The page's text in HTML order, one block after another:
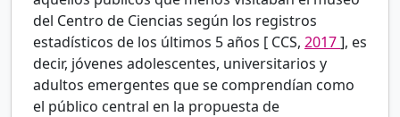
del Centro de Ciencias según los registros
estadísticos de los últimos 5 años [ CCS, 2017], es
decir, jóvenes adolescentes, universitarios y
adultos emergentes que se comprendían como
el público central en la propuesta de